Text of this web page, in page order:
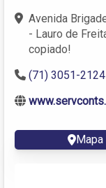
Avenida
- Lauro de
copiado!
(71) 3051-2124
Mapa